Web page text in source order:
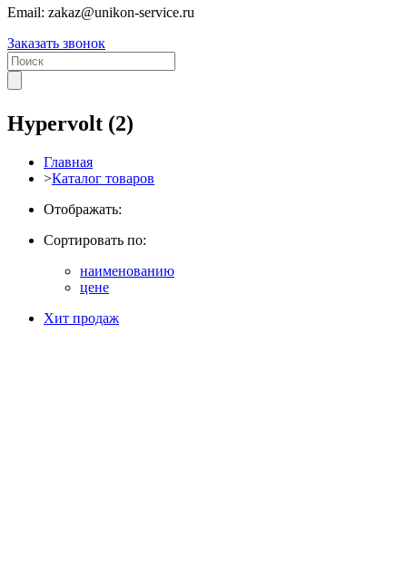
Email: zakaz@unikon-service.ru
Заказать звонок
Hypervolt (2)
Главная
>Каталог товаров
Отображать:
Сортировать по:
наименованию
цене
Хит продаж